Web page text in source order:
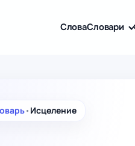
СловаСловари
• Исцеление